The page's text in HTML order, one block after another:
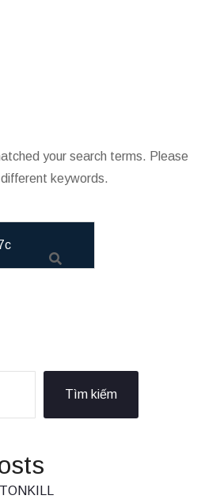
your search terms. Please
keywords.
Tìm kiếm